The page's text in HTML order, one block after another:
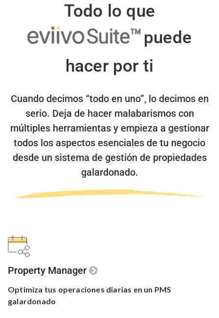
Todo lo que
puede
hacer por ti
Cuando decimos “todo en uno”, lo decimos en
serio. Deja de hacer malabarismos con
múltiples herramientas y empieza a gestionar
todos los aspectos esenciales de tu negocio
desde un sistema de gestión de propiedades
galardonado.
Property Manager
Optimiza tus operaciones diarias en un PMS
galardonado